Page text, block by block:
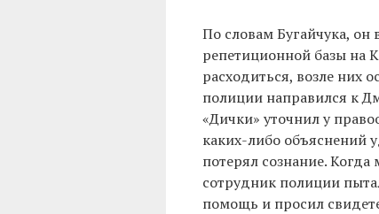
По словам Бугайчука, он
репетиционной базы на
расходиться, возле них
полиции направился к
«Дички» уточнил у
каких-либо объяснений
потерял сознание. Когда
сотрудник полиции
помощь и просил